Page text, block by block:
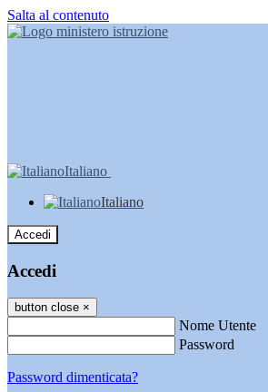
Salta al contenuto
Italiano
Italiano
Accedi
Accedi
button close ×
Nome Utente
Password
Password dimenticata?